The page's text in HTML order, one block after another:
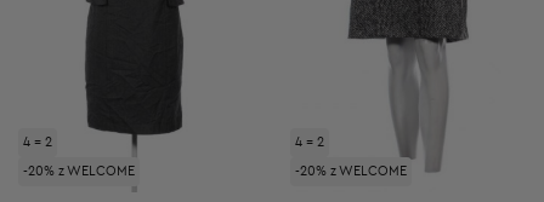
4 = 2
-20% z WELCOME
4 = 2
-20% z WELCOME